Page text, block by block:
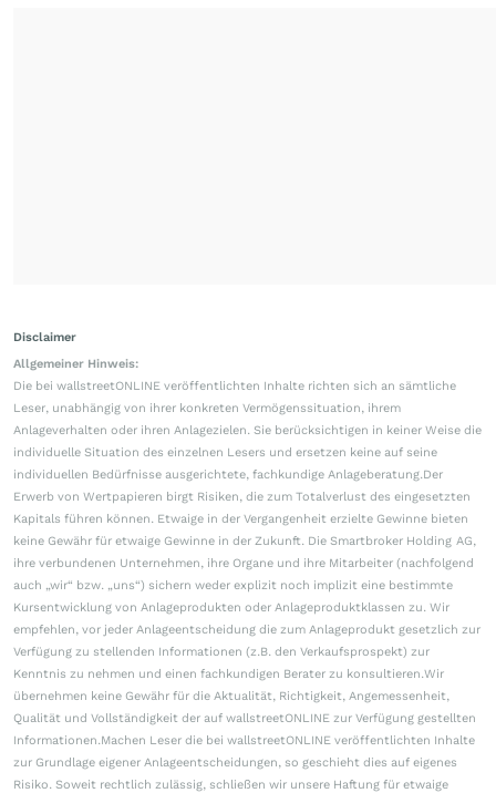
Disclaimer
Allgemeiner Hinweis:
Die bei wallstreetONLINE veröffentlichten Inhalte richten sich an sämtliche
Leser, unabhängig von ihrer konkreten Vermögenssituation, ihrem
Anlageverhalten oder ihren Anlagezielen. Sie berücksichtigen in keiner Weise die
individuelle Situation des einzelnen Lesers und ersetzen keine auf seine
individuellen Bedürfnisse ausgerichtete, fachkundige Anlageberatung.Der
Erwerb von Wertpapieren birgt Risiken, die zum Totalverlust des eingesetzten
Kapitals führen können. Etwaige in der Vergangenheit erzielte Gewinne bieten
keine Gewähr für etwaige Gewinne in der Zukunft. Die Smartbroker Holding AG,
ihre verbundenen Unternehmen, ihre Organe und ihre Mitarbeiter (nachfolgend
auch „wir“ bzw. „uns“) sichern weder explizit noch implizit eine bestimmte
Kursentwicklung von Anlageprodukten oder Anlageproduktklassen zu. Wir
empfehlen, vor jeder Anlageentscheidung die zum Anlageprodukt gesetzlich zur
Verfügung zu stellenden Informationen (z.B. den Verkaufsprospekt) zur
Kenntnis zu nehmen und einen fachkundigen Berater zu konsultieren.Wir
übernehmen keine Gewähr für die Aktualität, Richtigkeit, Angemessenheit,
Qualität und Vollständigkeit der auf wallstreetONLINE zur Verfügung gestellten
Informationen.Machen Leser die bei wallstreetONLINE veröffentlichten Inhalte
zur Grundlage eigener Anlageentscheidungen, so geschieht dies auf eigenes
Risiko. Soweit rechtlich zulässig, schließen wir unsere Haftung für etwaige